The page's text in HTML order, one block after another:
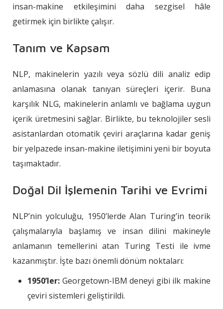
insan-makine etkileşimini daha sezgisel hâle
getirmek için birlikte çalışır.
Tanım ve Kapsam
NLP, makinelerin yazılı veya sözlü dili analiz edip
anlamasına olanak tanıyan süreçleri içerir. Buna
karşılık NLG, makinelerin anlamlı ve bağlama uygun
içerik üretmesini sağlar. Birlikte, bu teknolojiler sesli
asistanlardan otomatik çeviri araçlarına kadar geniş
bir yelpazede insan-makine iletişimini yeni bir boyuta
taşımaktadır.
Doğal Dil İşlemenin Tarihi ve Evrimi
NLP’nin yolculuğu, 1950’lerde Alan Turing’in teorik
çalışmalarıyla başlamış ve insan dilini makineyle
anlamanın temellerini atan Turing Testi ile ivme
kazanmıştır. İşte bazı önemli dönüm noktaları:
1950’ler: Georgetown-IBM deneyi gibi ilk makine
çeviri sistemleri geliştirildi.